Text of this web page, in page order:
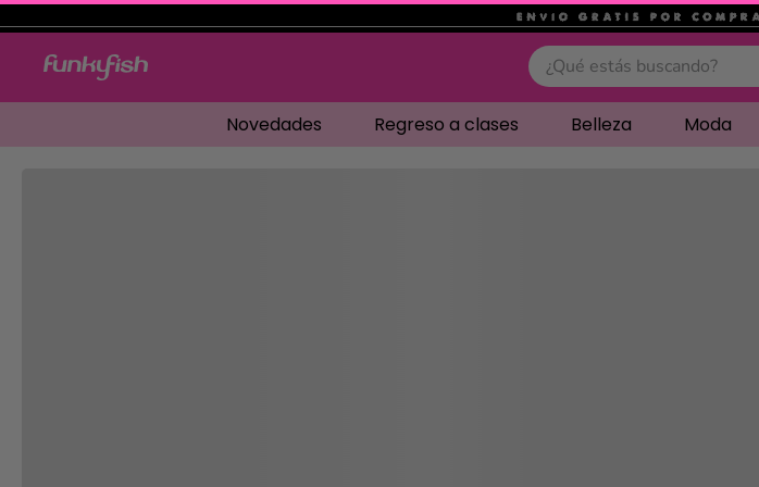
.
¿Qué estás buscando?
Novedades Regreso a clases Belleza Moda